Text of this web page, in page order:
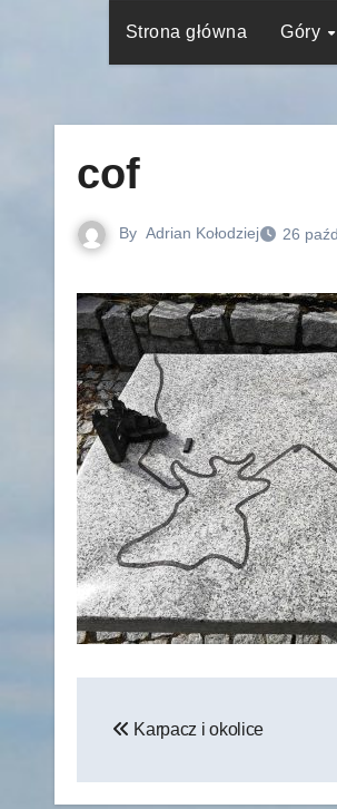
Strona główna Góry
cof
By Adrian Kołodziej 26
wpisuKarpacz i okolice